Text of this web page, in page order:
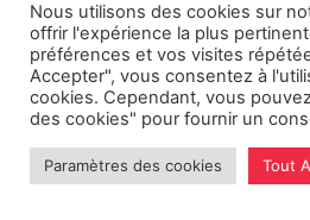
Nous utilisons des cookies sur
offrir l'expérience la plus
préférences et vos visites
Accepter", vous consentez à
cookies. Cependant, vous
des cookies" pour fournir un
Paramètres des cookies Tout